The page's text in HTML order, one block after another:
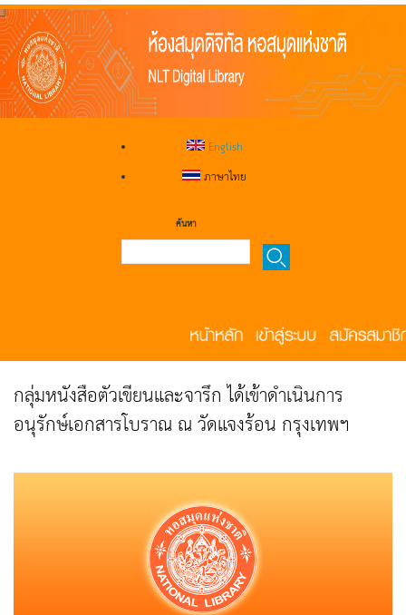
English
ภาษาไทย
ค้นหา
กลุ่มหนังสือตัวเขียนและจารึก ได้เข้าดำเนินการ
อนุรักษ์เอกสารโบราณ ณ วัดแจงร้อน กรุงเทพฯ